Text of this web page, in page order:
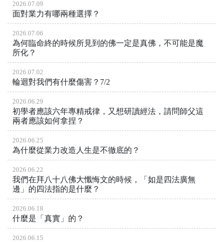
2026.07.09
面對業力有哪兩種選擇？
2026.07.06
為何臨命終的時候所見到的佛一定是真佛，不可能是魔
所化？
2026.07.02
輪迴對我們有什麼傷害？7/2
2026.06.29
初學者應該六年專精戒律，又想研讀經法，請問師父這
兩者應該如何拿捏？
2026.06.25
為什麼從業力改造人生是不徹底的？
2026.06.22
我們在拜八十八佛大懺悔文的時候，「如是四法廣無
邊」的四法指的是什麼？
2026.06.18
什麼是「真實」的？
2026.06.15